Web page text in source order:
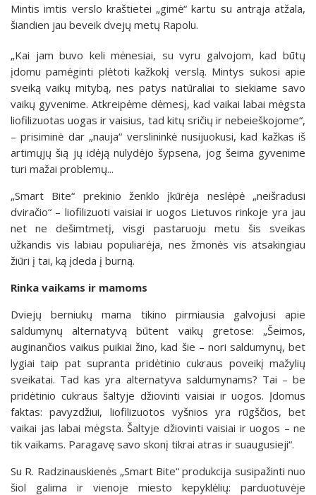
Mintis imtis verslo kraštietei „gimė“ kartu su antrąja atžala,
šiandien jau beveik dvejų metų Rapolu.
„Kai jam buvo keli mėnesiai, su vyru galvojom, kad būtų
įdomu pamėginti plėtoti kažkokį verslą. Mintys sukosi apie
sveiką vaikų mitybą, nes patys natūraliai to siekiame savo
vaikų gyvenime. Atkreipėme dėmesį, kad vaikai labai mėgsta
liofilizuotas uogas ir vaisius, tad kitų sričių ir nebeieškojome“,
– prisiminė dar „nauja“ verslininkė nusijuokusi, kad kažkas iš
artimųjų šią jų idėją nulydėjo šypsena, jog šeima gyvenime
turi mažai problemų...
„Smart Bite“ prekinio ženklo įkūrėja neslėpė „neišradusi
dviračio“ – liofilizuoti vaisiai ir uogos Lietuvos rinkoje yra jau
net ne dešimtmetį, visgi pastaruoju metu šis sveikas
užkandis vis labiau populiarėja, nes žmonės vis atsakingiau
žiūri į tai, ką įdeda į burną.
Rinka vaikams ir mamoms
Dviejų berniukų mama tikino pirmiausia galvojusi apie
saldumynų alternatyvą būtent vaikų gretose: „Šeimos,
auginančios vaikus puikiai žino, kad šie – nori saldumynų, bet
lygiai taip pat supranta pridėtinio cukraus poveikį mažylių
sveikatai. Tad kas yra alternatyva saldumynams? Tai – be
pridėtinio cukraus šaltyje džiovinti vaisiai ir uogos. Įdomus
faktas: pavyzdžiui, liofilizuotos vyšnios yra rūgščios, bet
vaikai jas labai mėgsta. Šaltyje džiovinti vaisiai ir uogos – ne
tik vaikams. Paragavę savo skonį tikrai atras ir suaugusieji“.
Su R. Radzinauskienės „Smart Bite“ produkcija susipažinti nuo
šiol galima ir vienoje miesto kepyklėlių: parduotuvėje